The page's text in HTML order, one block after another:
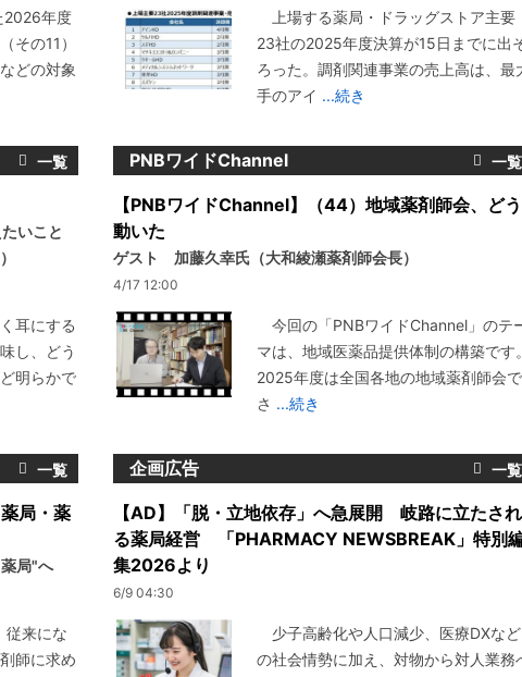
2026年度
その11）
どの対象
上場する薬局・ドラッグストア主要
23社の2025年度決算が15日までに出
ろった。調剤関連事業の売上高は、最
手のアイ ...続き
いこと
耳にする
し、どう
明らかで
PNBワイドChannel
【PNBワイドChannel】（44）地域薬剤師会、どう
動いた
ゲスト 加藤久幸氏（大和綾瀬薬剤師会長）
4/17 12:00
今回の「PNBワイドChannel」のテ
マは、地域医薬品提供体制の構築です。
2025年度は全国各地の地域薬剤師会で
さ ...続き
局・薬
局"へ
来にな
師に求め
企画広告
【AD】「脱・立地依存」へ急展開 岐路に立たされ
る薬局経営 「PHARMACY NEWSBREAK」特別
集2026より
6/9 04:30
少子高齢化や人口減少、医療DXなど
の社会情勢に加え、対物から対人業務